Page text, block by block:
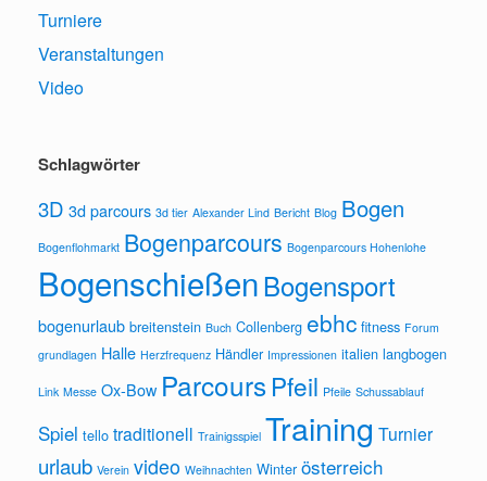
Turniere
Veranstaltungen
Video
Schlagwörter
3D 3d parcours 3d tier Alexander Lind Bericht Blog Bogen
Bogenflohmarkt Bogenparcours Bogenparcours Hohenlohe
BogenschießenBogensport
bogenurlaub breitenstein Buch Collenberg ebhc fitness Forum
grundlagen Halle Herzfrequenz Händler Impressionen italien langbogen
Link Messe Ox-Bow Parcours Pfeil Pfeile Schussablauf
Spiel tello traditionell Trainigsspiel Training Turnier
urlaub Verein video Weihnachten Winter österreich